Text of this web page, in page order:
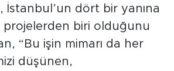
İstanbul’un dört bir yanına
projelerden biri olduğunu
“Bu işin mimarı da her
düşünen,